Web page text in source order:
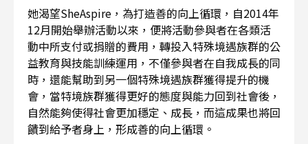
她渴望SheAspire，為打造善的向上循環，自2014年
12月開始舉辦活動以來，便將活動參與者在各類活
動中所支付或捐贈的費用，轉投入特殊境遇族群的公
益教育與技能訓練運用，不僅參與者在自我成長的同
時，還能幫助到另一個特殊境遇族群獲得提升的機
會，當特境族群獲得更好的態度與能力回到社會後，
自然能夠使得社會更加穩定、成長，而這成果也將回
饋到給予者身上，形成善的向上循環。